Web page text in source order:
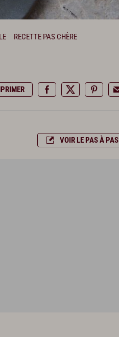
RECETTE PAS CHÈRE
VOIR LE PAS À PAS